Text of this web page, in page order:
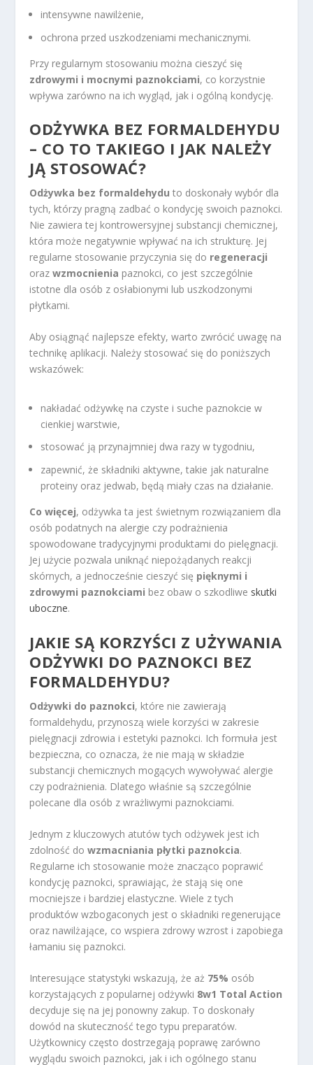
intensywne nawilżenie,
ochrona przed uszkodzeniami mechanicznymi.
Przy regularnym stosowaniu można cieszyć się
zdrowymi i mocnymi paznokciami, co korzystnie
wpływa zarówno na ich wygląd, jak i ogólną kondycję.
ODŻYWKA BEZ FORMALDEHYDU
– CO TO TAKIEGO I JAK NALEŻY
JĄ STOSOWAĆ?
Odżywka bez formaldehydu to doskonały wybór dla
tych, którzy pragną zadbać o kondycję swoich paznokci.
Nie zawiera tej kontrowersyjnej substancji chemicznej,
która może negatywnie wpływać na ich strukturę. Jej
regularne stosowanie przyczynia się do regeneracji
orazwzmocnienia paznokci, co jest szczególnie
istotne dla osób z osłabionymi lub uszkodzonymi
płytkami.
Aby osiągnąć najlepsze efekty, warto zwrócić uwagę na
technikę aplikacji. Należy stosować się do poniższych
wskazówek:
nakładać odżywkę na czyste i suche paznokcie w
cienkiej warstwie,
stosować ją przynajmniej dwa razy w tygodniu,
zapewnić, że składniki aktywne, takie jak naturalne
proteiny oraz jedwab, będą miały czas na działanie.
Co więcej, odżywka ta jest świetnym rozwiązaniem dla
osób podatnych na alergie czy podrażnienia
spowodowane tradycyjnymi produktami do pielęgnacji.
Jej użycie pozwala uniknąć niepożądanych reakcji
skórnych, a jednocześnie cieszyć się pięknymi i
zdrowymi paznokciami bez obaw o szkodliwe skutki
uboczne.
JAKIE SĄ KORZYŚCI Z UŻYWANIA
ODŻYWKI DO PAZNOKCI BEZ
FORMALDEHYDU?
Odżywki do paznokci, które nie zawierają
formaldehydu, przynoszą wiele korzyści w zakresie
pielęgnacji zdrowia i estetyki paznokci. Ich formuła jest
bezpieczna, co oznacza, że nie mają w składzie
substancji chemicznych mogących wywoływać alergie
czy podrażnienia. Dlatego właśnie są szczególnie
polecane dla osób z wrażliwymi paznokciami.
Jednym z kluczowych atutów tych odżywek jest ich
zdolność dowzmacniania płytki paznokcia.
Regularne ich stosowanie może znacząco poprawić
kondycję paznokci, sprawiając, że stają się one
mocniejsze i bardziej elastyczne. Wiele z tych
produktów wzbogaconych jest o składniki regenerujące
oraz nawilżające, co wspiera zdrowy wzrost i zapobiega
łamaniu się paznokci.
Interesujące statystyki wskazują, że aż 75% osób
korzystających z popularnej odżywki 8w1 Total Action
decyduje się na jej ponowny zakup. To doskonały
dowód na skuteczność tego typu preparatów.
Użytkownicy często dostrzegają poprawę zarówno
wyglądu swoich paznokci, jak i ich ogólnego stanu